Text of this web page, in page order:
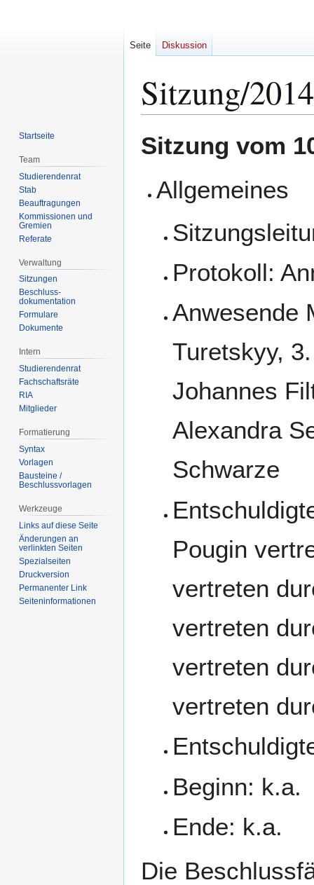
Sitzung/
Navigation
Suche
Sitzung vom
Allgemeines
Protokoll:
Anwesende
Turetskyy,
Johannes
Alexandra
Schwarze
Pougin
vertreten
vertreten
vertreten
vertreten
Beginn: k.a.
Ende: k.a.
Die
Seite Diskussion
Startseite
Team
Studierendenrat
Stab
Beauftragungen
Kommissionen und
Gremien
Referate
Verwaltung
Sitzungen
Beschluss-
dokumentation
Formulare
Dokumente
Intern
Studierendenrat
Fachschaftsräte
RIA
Mitglieder
Formatierung
Syntax
Vorlagen
Bausteine /
Beschlussvorlagen
Werkzeuge
Links auf diese Seite
Änderungen an
verlinkten Seiten
Spezialseiten
Druckversion
Permanenter Link
Seiten­­informationen